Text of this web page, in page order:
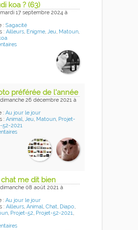
koa ? (63)
17 septembre 2024 à
: Sagacité
: Ailleurs, Enigme, Jeu, Matoun,
préférée de l'année
26 décembre 2021 à
: Au jour le jour
: Animal, Jeu, Matoun, Projet-
52-2021
me dit bien
08 août 2021 à
: Au jour le jour
: Ailleurs, Animal, Chat, Diapo,
, Projet-52, Projet-52-2021,